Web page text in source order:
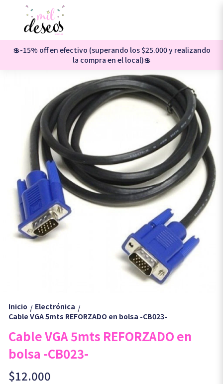
💲-15% off en efectivo (superando los $25.000 y realizando
la compra en el local)💲
Inicio / Electrónica /
Cable VGA 5mts REFORZADO en bolsa -CB023-
Cable VGA 5mts REFORZADO en
bolsa -CB023-
$12.000